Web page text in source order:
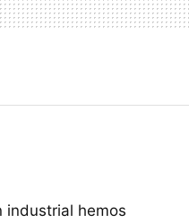
industrial hemos